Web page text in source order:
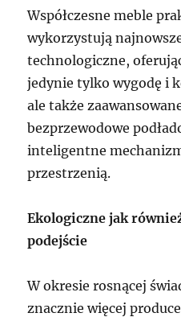
Współczesne meble
wykorzystują
technologiczne,
jedynie tylko wygodę i
ale także
bezprzewodowe
inteligentne
przestrzenią.
Ekologiczne jak
podejście
W okresie rosnącej
znacznie więcej